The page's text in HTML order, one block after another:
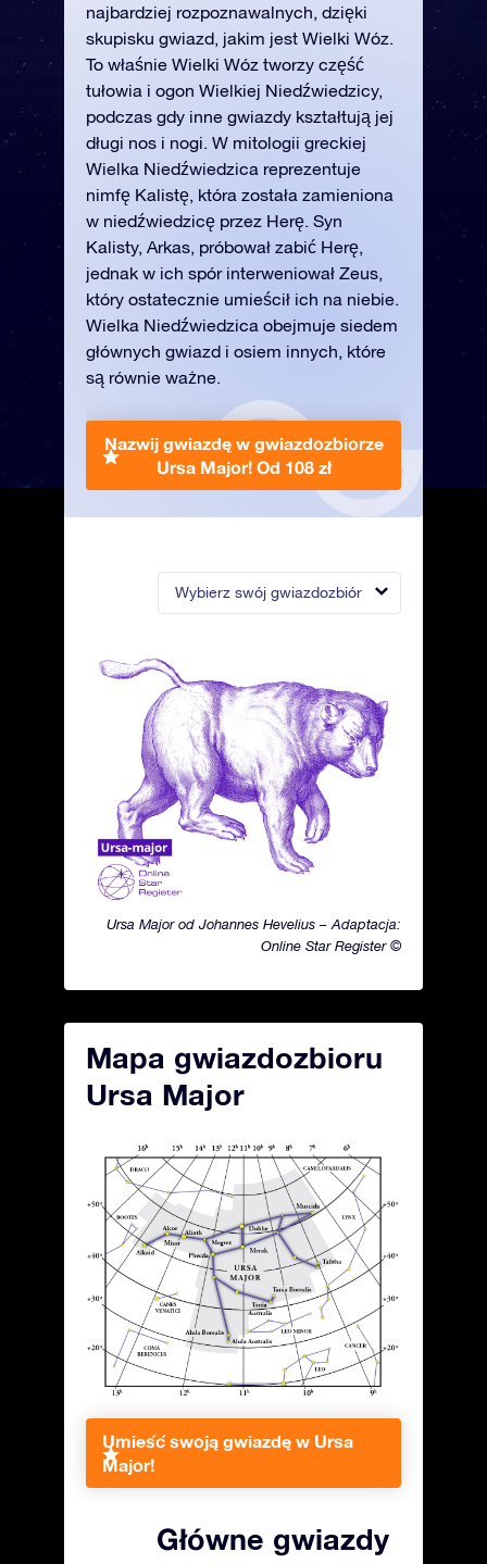
Wybierz swój gwiazdozbiór
Ursa Major od Johannes Hevelius – Adaptacja:
Online Star Register ©
najbardziej rozpoznawalnych, dzięki
skupisku gwiazd, jakim jest Wielki Wóz.
To właśnie Wielki Wóz tworzy część
tułowia i ogon Wielkiej Niedźwiedzicy,
podczas gdy inne gwiazdy kształtują jej
długi nos i nogi. W mitologii greckiej
Wielka Niedźwiedzica reprezentuje
nimfę Kalistę, która została zamieniona
w niedźwiedzicę przez Herę. Syn
Kalisty, Arkas, próbował zabić Herę,
jednak w ich spór interweniował Zeus,
który ostatecznie umieścił ich na niebie.
Wielka Niedźwiedzica obejmuje siedem
głównych gwiazd i osiem innych, które
są równie ważne.
Nazwij gwiazdę w gwiazdozbiorze
Ursa Major! Od 108 zł
Mapa gwiazdozbioru
Ursa Major
Umieść swoją gwiazdę w Ursa
Major!
Główne gwiazdy